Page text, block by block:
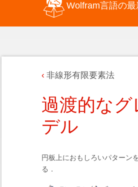
Wolfram言語の
非線形有限要素法
過渡的な
デル
円板上におもしろいパターン
る．